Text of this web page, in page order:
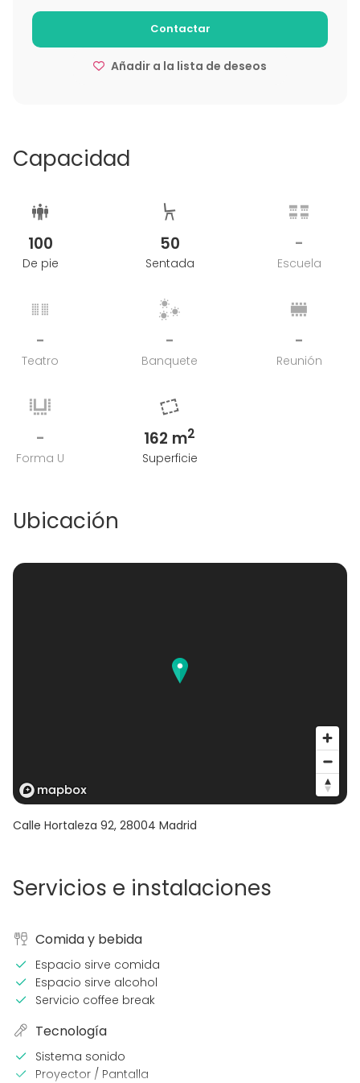
Viernes y sábado mediodía: 2.400€
Viernes, sábado noche: 5.000€ mínimo
Contactar
Añadir a la lista de deseos
Capacidad
100
De pie
50
Sentada
-
Escuela
-
Teatro
-
Banquete
-
Reunión
-
Forma U
162 m2
Superficie
Ubicación
Calle Hortaleza 92, 28004 Madrid
Servicios e instalaciones
Comida y bebida
Espacio sirve comida
Espacio sirve alcohol
Servicio coffee break
Tecnología
Sistema sonido
Proyector / Pantalla